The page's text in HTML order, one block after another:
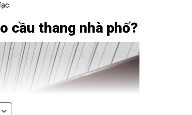
cầu thang nhà phố?